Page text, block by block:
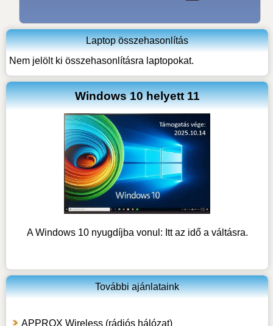
Laptop összehasonlítás
Nem jelölt ki összehasonlításra laptopokat.
Windows 10 helyett 11
A Windows 10 nyugdíjba vonul: Itt az idő a váltásra.
További ajánlataink
APPROX Wireless (rádiós hálózat)